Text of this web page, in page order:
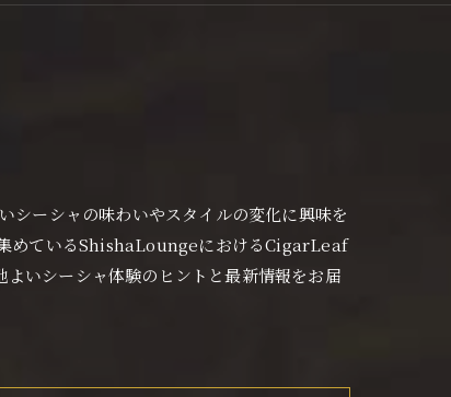
ーシャの味わいやスタイルの変化に興味を
集めているShishaLoungeにおけるCigarLeaf
いシーシャ体験のヒントと最新情報をお届